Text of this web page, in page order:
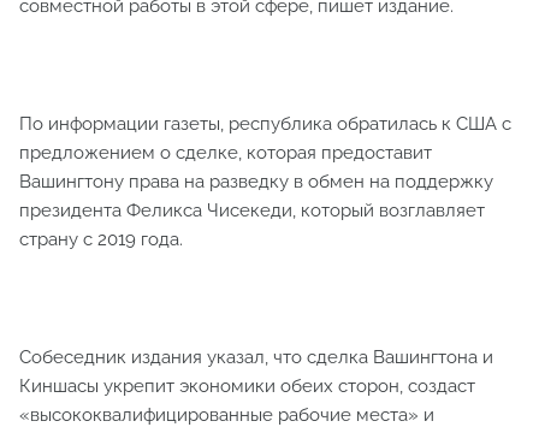
совместной работы в этой сфере, пишет издание.
По информации газеты, республика обратилась к США с
предложением о сделке, которая предоставит
Вашингтону права на разведку в обмен на поддержку
президента Феликса Чисекеди, который возглавляет
страну с 2019 года.
Собеседник издания указал, что сделка Вашингтона и
Киншасы укрепит экономики обеих сторон, создаст
«высококвалифицированные рабочие места» и